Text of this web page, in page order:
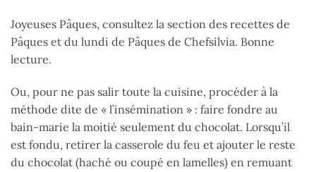
Joyeuses Pâques, consultez la section des recettes de
Pâques et du lundi de Pâques de Chefsilvia. Bonne
lecture.
Ou, pour ne pas salir toute la cuisine, procéder à la
méthode dite de « l’insémination » : faire fondre au
bain-marie la moitié seulement du chocolat. Lorsqu’il
est fondu, retirer la casserole du feu et ajouter le reste
du chocolat (haché ou coupé en lamelles) en remuant